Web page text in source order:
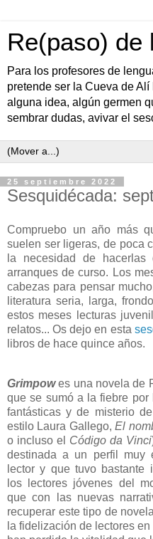
Re(paso) de
Para los profesores de
pretende ser la Cueva de
alguna idea, algún germen
sembrar dudas, avivar el
25 septiembre 2022
Sesquidécada:
Compruebo un año más
suelen ser ligeras, de poca
la necesidad de hacerlas
arranques de curso. Los
cabezas para pensar
literatura seria, larga,
estos meses lecturas
relatos... Os dejo en esta
libros de hace quince años.
Grimpowes una novela de
que se sumó a la fiebre por
fantásticas y de misterio
estilo Laura Gallego,El
o incluso el Código da Vinci
destinada a un perfil muy
lector y que tuvo bastante
los lectores jóvenes del
que con las nuevas
recuperar este tipo de
la fidelización de lectores